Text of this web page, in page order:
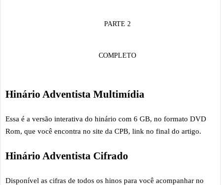
PARTE 2
COMPLETO
Hinário Adventista Multimídia
Essa é a versão interativa do hinário com 6 GB, no formato DVD
Rom, que você encontra no site da CPB, link no final do artigo.
Hinário Adventista Cifrado
Disponível as cifras de todos os hinos para você acompanhar no